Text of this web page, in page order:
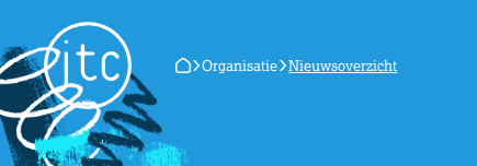
Organisatie Nieuwsoverzicht